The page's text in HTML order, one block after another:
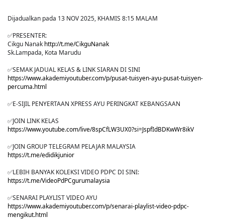
Dijadualkan pada 13 NOV 2025, KHAMIS 8:15 MALAM
✅PRESENTER:
Cikgu Nanak http://t.me/CikguNanak
Sk.Lampada, Kota Marudu
✅SEMAK JADUAL KELAS & LINK SIARAN DI SINI
https://www.akademiyoutuber.com/p/pusat-tuisyen-ayu-pusat-tuisyen-
percuma.html
✅E-SIJIL PENYERTAAN XPRESS AYU PERINGKAT KEBANGSAAN
✅JOIN LINK KELAS
https://www.youtube.com/live/8spCfLW3UX0?si=JspfIdBDKwWr8ikV
✅JOIN GROUP TELEGRAM PELAJAR MALAYSIA
https://t.me/edidikjunior
✅LEBIH BANYAK KOLEKSI VIDEO PDPC DI SINI:
https://t.me/VideoPdPCgurumalaysia
✅SENARAI PLAYLIST VIDEO AYU
https://www.akademiyoutuber.com/p/senarai-playlist-video-pdpc-
mengikut.html